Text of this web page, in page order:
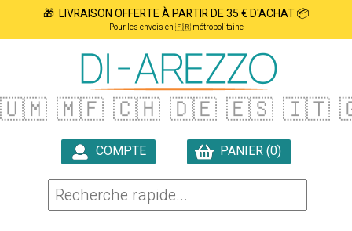
🎁 LIVRAISON OFFERTE À PARTIR DE 35 € D'ACHAT 📦
Pour les envois en 🇫🇷 métropolitaine
🇺🇲 🇲🇫 🇨🇭 🇩🇪 🇪🇸 🇮🇹
COMPTE
PANIER (0)